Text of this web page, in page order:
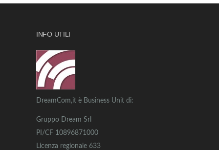
INFO UTILI
DreamCom,it è Business Unit di:
Gruppo Dream Srl
PI/CF 10896871000
Licenza regionale 633